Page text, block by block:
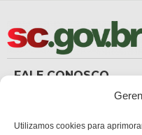
Utilizamos cookies para
FALE CONOSCO
Carteira de Identidade
Ouvidoria